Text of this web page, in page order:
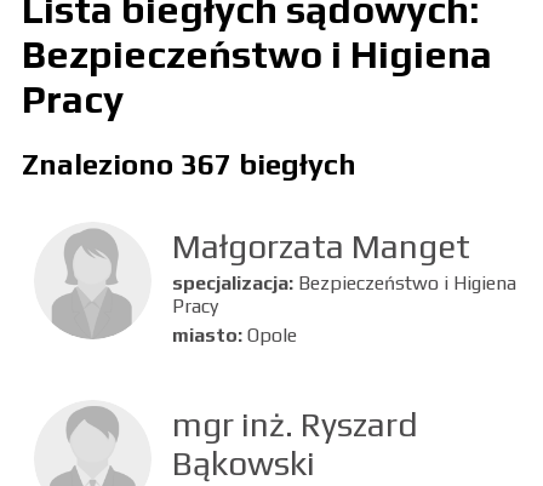
Lista biegłych sądowych:
Bezpieczeństwo i Higiena
Pracy
Znaleziono 367 biegłych
Małgorzata Manget
specjalizacja: Bezpieczeństwo i Higiena
Pracy
miasto: Opole
mgr inż. Ryszard
Bąkowski